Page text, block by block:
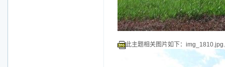
此主题相关图片如下：